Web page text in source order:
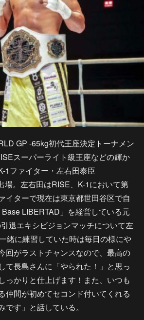
GP -65kg初代王座決定トーナメン
スーパーライト級王座などの輝か
1ファイター・左右田泰臣
場。左右田はRISE、K-1において第
イターで現在は東京都世田谷区で自
LIBERTAD」を経営している元
退エキシビジョンマッチについて左
緒に練習していた時は毎日の様にや
回がラストチャンスなので、最高の
て長島さんに「やられた！」と思っ
っかりと仕上げます！また、いつも
仲間が初めてセコンド付いてくれる
す」と話している。